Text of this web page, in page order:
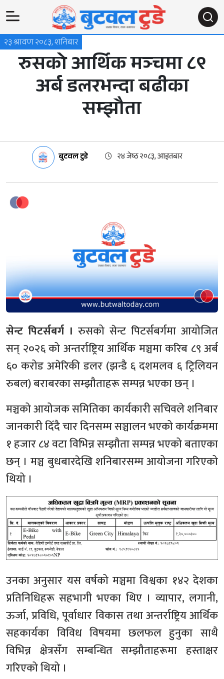
२३ श्रावण २०८३, शनिबार
रुसको आर्थिक मञ्चमा ८९
अर्ब डलरभन्दा बढीका
सम्झौता
बुटवल टुडे २४ जेष्ठ २०८३, आइतबार
सेन्ट पिटर्सबर्ग । रुसको सेन्ट पिटर्सबर्गमा आयोजित
सन् २०२६ को अन्तर्राष्ट्रिय आर्थिक मञ्चमा करिब ८९ अर्ब
६० करोड अमेरिकी डलर (झन्डै ६ दशमलव ६ ट्रिलियन
रुबल) बराबरका सम्झौताहरू सम्पन्न भएका छन् ।
मञ्चको आयोजक समितिका कार्यकारी सचिवले शनिबार
जानकारी दिँदै चार दिनसम्म सञ्चालन भएको कार्यक्रममा
१ हजार ८४ वटा विभिन्न सम्झौता सम्पन्न भएको बताएका
छन् । मञ्च बुधबारदेखि शनिबारसम्म आयोजना गरिएको
थियो ।
उनका अनुसार यस वर्षको मञ्चमा विश्वका १४२ देशका
प्रतिनिधिहरू सहभागी भएका थिए । व्यापार, लगानी,
ऊर्जा, प्रविधि, पूर्वाधार विकास तथा अन्तर्राष्ट्रिय आर्थिक
सहकार्यका विविध विषयमा छलफल हुनुका साथै
विभिन्न क्षेत्रसँग सम्बन्धित सम्झौताहरूमा हस्ताक्षर
गरिएको थियो ।